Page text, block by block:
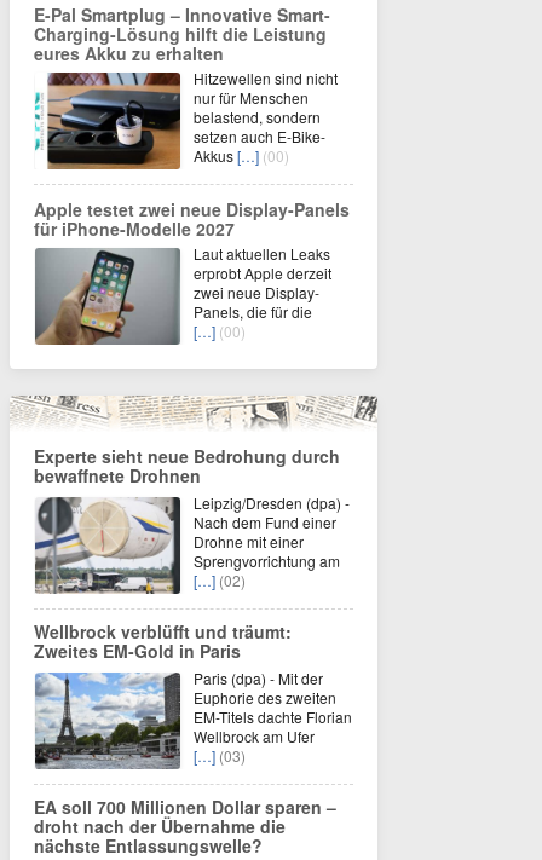
E-Pal Smartplug – Innovative Smart-
Charging-Lösung hilft die Leistung
eures Akku zu erhalten
Hitzewellen sind nicht
nur für Menschen
belastend, sondern
setzen auch E-Bike-
Akkus[…] (00)
Apple testet zwei neue Display-Panels
für iPhone-Modelle 2027
Laut aktuellen Leaks
erprobt Apple derzeit
zwei neue Display-
Panels, die für die
[…] (00)
Experte sieht neue Bedrohung durch
bewaffnete Drohnen
Leipzig/Dresden (dpa) -
Nach dem Fund einer
Drohne mit einer
Sprengvorrichtung am
[…] (02)
Wellbrock verblüfft und träumt:
Zweites EM-Gold in Paris
Paris (dpa) - Mit der
Euphorie des zweiten
EM-Titels dachte Florian
Wellbrock am Ufer
[…] (03)
EA soll 700 Millionen Dollar sparen –
droht nach der Übernahme die
nächste Entlassungswelle?